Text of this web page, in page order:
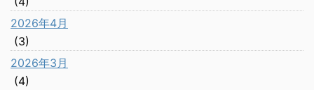
2026年4月
(3)
2026年3月
(4)